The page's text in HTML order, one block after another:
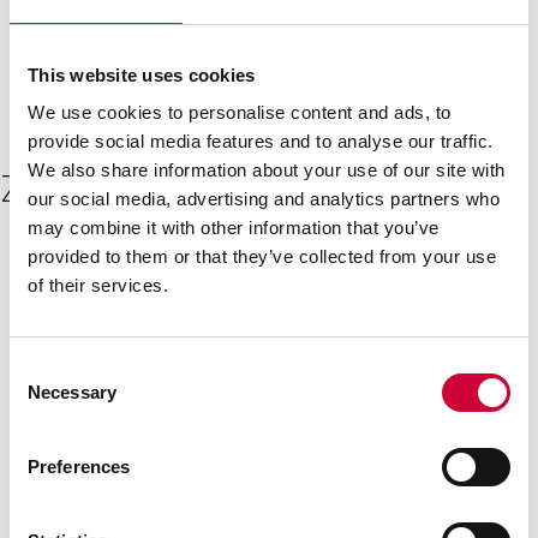
This website uses cookies
We use cookies to personalise content and ads, to
provide social media features and to analyse our traffic.
We also share information about your use of our site with
our social media, advertising and analytics partners who
may combine it with other information that you’ve
provided to them or that they’ve collected from your use
of their services.
Selection
Necessary
Preferences
rejestracyjny na stroniewww.golfarchicup.com
Zobacz inne
22 Kwietnia, 2026